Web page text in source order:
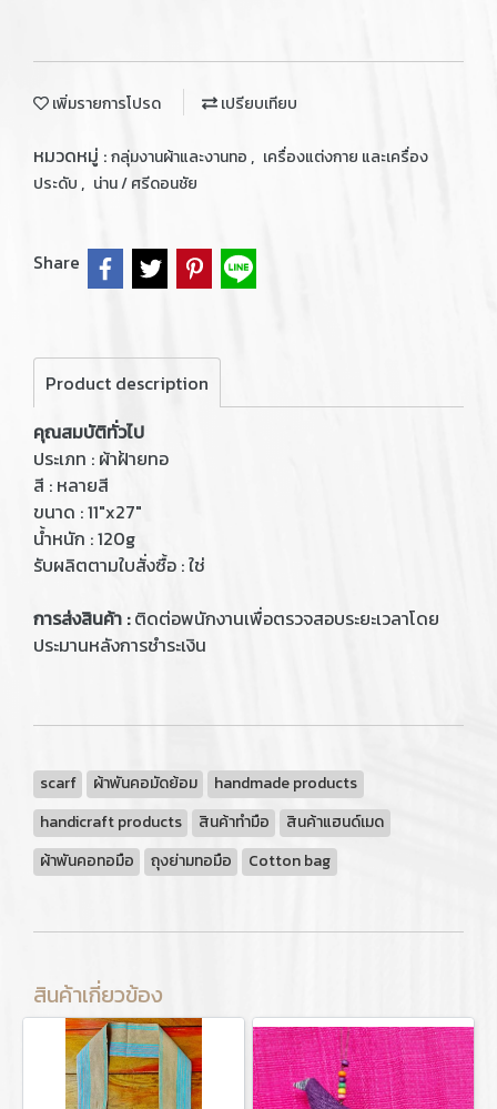
เพิ่มรายการโปรด เปรียบเทียบ
หมวดหมู่ :กลุ่มงานผ้าและงานทอ , เครื่องแต่งกาย และเครื่อง
ประดับ , น่าน / ศรีดอนชัย
Share
Product description
คุณสมบัติทั่วไป
ประเภท : ผ้าฝ้ายทอ
สี : หลายสี
ขนาด : 11"x27"
น้ำหนัก : 120g
รับผลิตตามใบสั่งซื้อ : ใช่
การส่งสินค้า :ติดต่อพนักงานเพื่อตรวจสอบระยะเวลาโดย
ประมานหลังการชำระเงิน
scarf ผ้าพันคอมัดย้อม
handmade products
handicraft products
สินค้าทำมือ
สินค้าแฮนด์เมด
ผ้าพันคอทอมือ
ถุงย่ามทอมือ Cotton bag
สินค้าเกี่ยวข้อง